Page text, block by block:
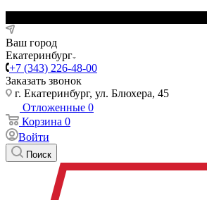
Ваш город
Екатеринбург
+7 (343) 226-48-00
Заказать звонок
г. Екатеринбург, ул. Блюхера, 45
Отложенные 0
Корзина 0
Войти
Поиск